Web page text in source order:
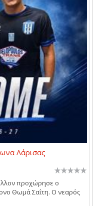
Λάρισας
προχώρησε ο
Θωμά Σαΐτη. Ο νεαρός